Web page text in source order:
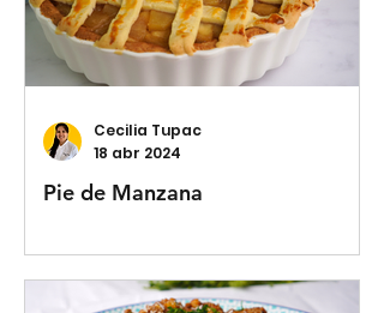
Pie de Manzana
Cecilia Tupac
18 abr 2024